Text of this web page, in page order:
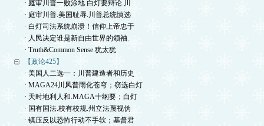
· 庭审川普一败涂地.白灯要辩论.川
· 庭审川普.美国耻辱.川普总统慎选
· 白灯司法系统崩溃！信仰上帝忠于
· 人民决定谁是新自由世界的领袖.
· Truth&Common Sense.犹太犹
【政论425】
· 美国人二选一：川普建造者和历史
· MAGA24川风普雨化苍穹；窃选白灯
· 天时地利人和.MAGA十纲要；白灯
· 国有国法.校有校规.州立法蔑视伪
· 镇压反以恐怖行动不手软；基督君